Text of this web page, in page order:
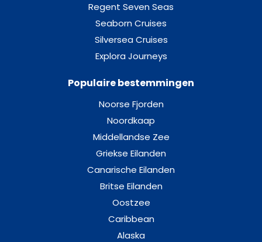
Junior Suite Balcony-[C-JS]
Dek 7 – Starfish
Suite
Balcony Cabin-[D]
Balkonhut
Balcony Cabin-[E]
Dek 7 – Starfish
Regent Seven Seas
Seaborn Cruises
Silversea Cruises
Explora Journeys
Populaire bestemmingen
Noorse Fjorden
Noordkaap
Middellandse Zee
Griekse Eilanden
Canarische Eilanden
Britse Eilanden
Oostzee
Caribbean
Alaska